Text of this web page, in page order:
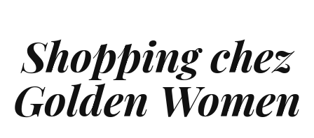
Shopping chez
Golden Women